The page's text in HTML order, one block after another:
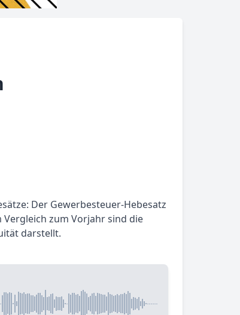
Der Gewerbesteuer-Hebesatz
zum Vorjahr sind die
darstellt.